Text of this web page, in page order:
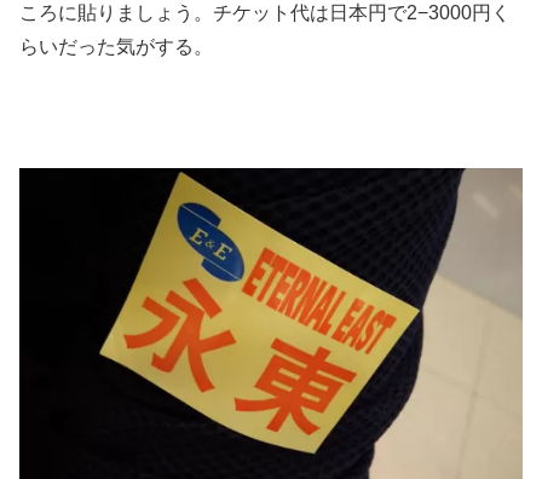
ころに貼りましょう。チケット代は日本円で2−3000円く
らいだった気がする。